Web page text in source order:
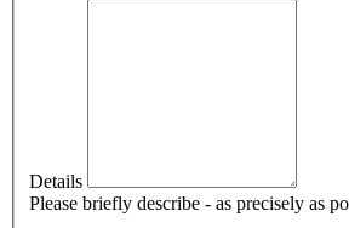
Details
Please briefly describe - as precisely as